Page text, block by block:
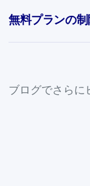
無料プランの
ブログでさら